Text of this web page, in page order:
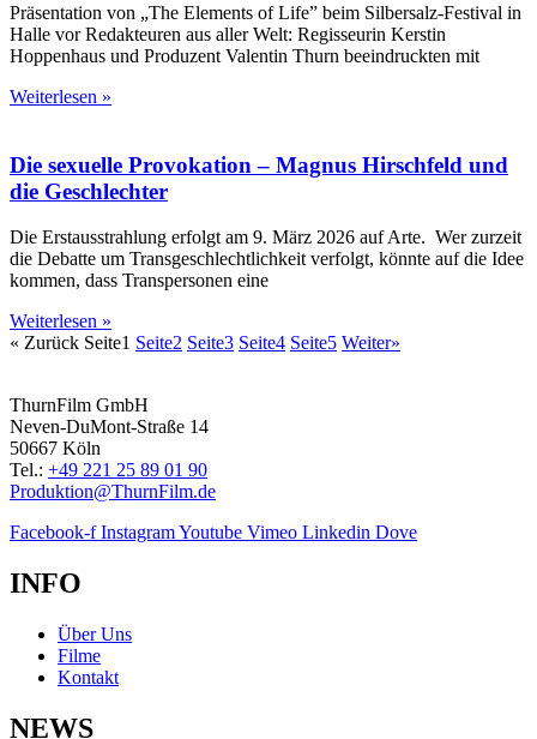
Präsentation von „The Elements of Life” beim Silbersalz-Festival in
Halle vor Redakteuren aus aller Welt: Regisseurin Kerstin
Hoppenhaus und Produzent Valentin Thurn beeindruckten mit
Weiterlesen »
Die sexuelle Provokation – Magnus Hirschfeld und
die Geschlechter
Die Erstausstrahlung erfolgt am 9. März 2026 auf Arte. Wer zurzeit
die Debatte um Transgeschlechtlichkeit verfolgt, könnte auf die Idee
kommen, dass Transpersonen eine
Weiterlesen »
« Zurück Seite1 Seite2 Seite3 Seite4 Seite5 Weiter»
ThurnFilm GmbH
Neven-DuMont-Straße 14
50667 Köln
Tel.: +49 221 25 89 01 90
Produktion@ThurnFilm.de
Facebook-f InstagramYoutube Vimeo Linkedin Dove
INFO
Über Uns
Filme
Kontakt
NEWS